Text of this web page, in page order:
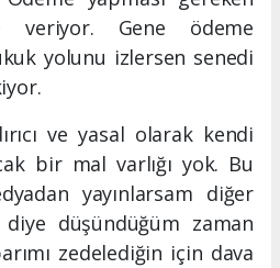
Gene ödeme
yolunu izlersen senedi
ve yasal olarak kendi
bir mal varlığı yok. Bu
yayınlarsam diğer
düşündüğüm zaman
zedelediğin için dava